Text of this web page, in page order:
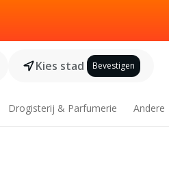
Kies stad Bevestigen
Drogisterij & Parfumerie Andere